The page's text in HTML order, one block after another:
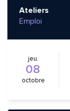
Ateliers
Emploi
jeu.
08
octobre